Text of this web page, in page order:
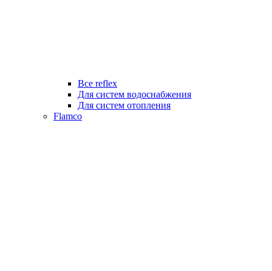
Все reflex
Для систем водоснабжения
Для систем отопления
Flamco